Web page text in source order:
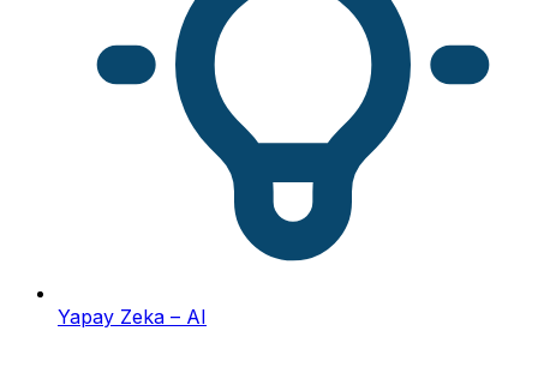
Yapay Zeka – AI